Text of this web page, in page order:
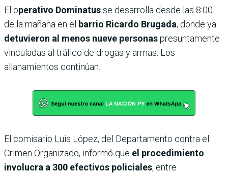
El operativo Dominatusse desarrolla desde las 8:00
de la mañana en el barrio Ricardo Brugada, donde ya
detuvieron al menos nueve personaspresuntamente
vinculadas al tráfico de drogas y armas. Los
allanamientos continúan.
El comisario Luis López, del Departamento contra el
Crimen Organizado, informó que el procedimiento
involucra a 300 efectivos policiales, entre